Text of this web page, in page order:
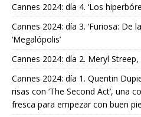
Cannes 2024: día 4. ‘Los
Cannes 2024: día 3. ‘Furiosa: De
‘Megalópolis’
Cannes 2024: día 2. Meryl
Cannes 2024: día 1. Quentin
risas con ‘The Second Act’, una
fresca para empezar con buen pie